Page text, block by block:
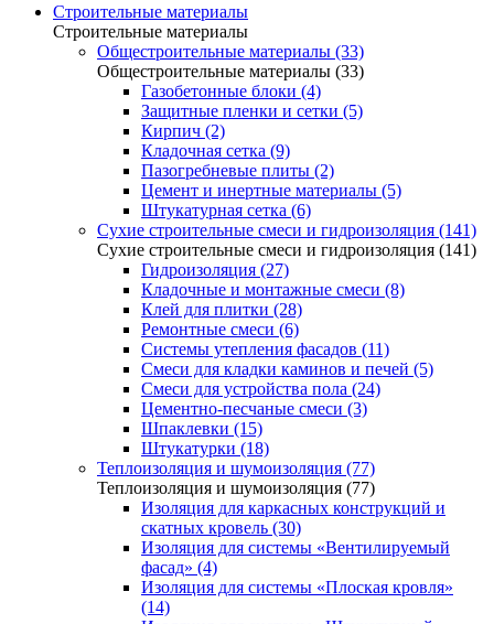
Строительные материалы
Строительные материалы
Общестроительные материалы (33)
Общестроительные материалы (33)
Газобетонные блоки (4)
Защитные пленки и сетки (5)
Кирпич (2)
Кладочная сетка (9)
Пазогребневые плиты (2)
Цемент и инертные материалы (5)
Штукатурная сетка (6)
Сухие строительные смеси и гидроизоляция (141)
Сухие строительные смеси и гидроизоляция (141)
Гидроизоляция (27)
Кладочные и монтажные смеси (8)
Клей для плитки (28)
Ремонтные смеси (6)
Системы утепления фасадов (11)
Смеси для кладки каминов и печей (5)
Смеси для устройства пола (24)
Цементно-песчаные смеси (3)
Шпаклевки (15)
Штукатурки (18)
Теплоизоляция и шумоизоляция (77)
Теплоизоляция и шумоизоляция (77)
Изоляция для каркасных конструкций и
скатных кровель (30)
Изоляция для системы «Вентилируемый
фасад» (4)
Изоляция для системы «Плоская кровля»
(14)